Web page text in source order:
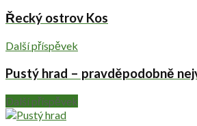
Řecký ostrov Kos
Další příspěvek
Pustý hrad – pravděpodobně
Další příspěvek